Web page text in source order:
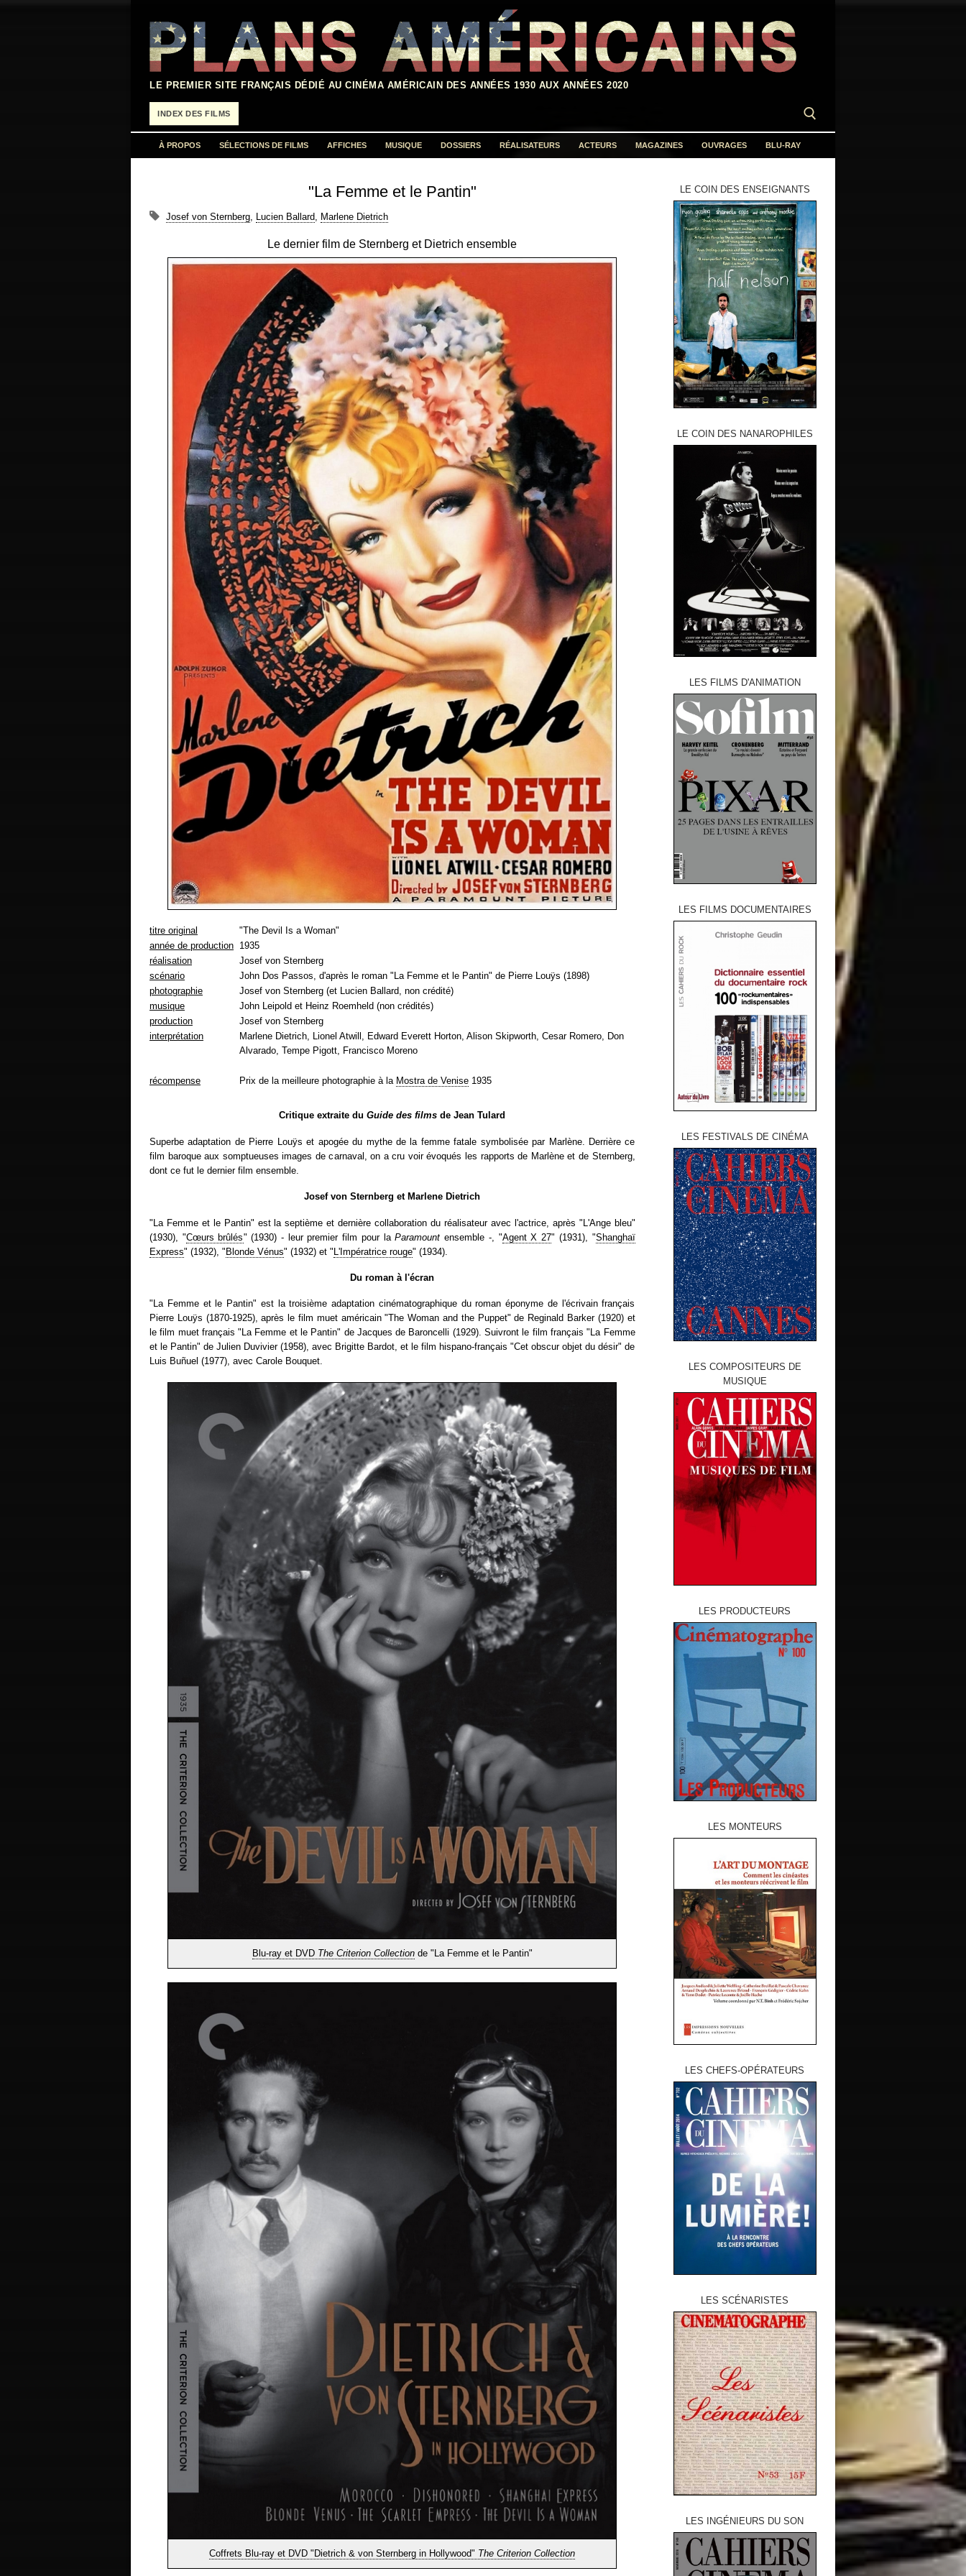
contenu
LE PREMIER SITE FRANÇAIS DÉDIÉ AU CINÉMA AMÉRICAIN DES ANNÉES 1930 AUX ANNÉES 2020
INDEX DES FILMS
À PROPOS SÉLECTIONS DE FILMS AFFICHES MUSIQUE DOSSIERS RÉALISATEURS ACTEURS MAGAZINES OUVRAGES BLU-RAY
"La Femme et le Pantin"
Josef von Sternberg, Lucien Ballard, Marlene Dietrich
Le dernier film de Sternberg et Dietrich ensemble
titre original
"The Devil Is a Woman"
année de production 1935
réalisation
Josef von Sternberg
scénario
John Dos Passos, d'après le roman "La Femme et le Pantin" de Pierre Louÿs (1898)
photographie
Josef von Sternberg (et Lucien Ballard, non crédité)
musique
John Leipold et Heinz Roemheld (non crédités)
production
Josef von Sternberg
interprétation
Marlene Dietrich, Lionel Atwill, Edward Everett Horton, Alison Skipworth, Cesar Romero, Don
Alvarado, Tempe Pigott, Francisco Moreno
récompense Prix de la meilleure photographie à la Mostra de Venise 1935
Critique extraite duGuide des films de Jean Tulard
Superbe adaptation de Pierre Louÿs et apogée du mythe de la femme fatale symbolisée par Marlène. Derrière ce
film baroque aux somptueuses images de carnaval, on a cru voir évoqués les rapports de Marlène et de Sternberg,
dont ce fut le dernier film ensemble.
Josef von Sternberg et Marlene Dietrich
"La Femme et le Pantin" est la septième et dernière collaboration du réalisateur avec l'actrice, après "L'Ange bleu"
(1930), "Cœurs brûlés" (1930) - leur premier film pour laParamount ensemble -, "Agent X 27" (1931), "Shanghaï
Express" (1932), "Blonde Vénus" (1932) et "L'Impératrice rouge" (1934).
Du roman à l'écran
"La Femme et le Pantin" est la troisième adaptation cinématographique du roman éponyme de l'écrivain français
Pierre Louÿs (1870-1925), après le film muet américain "The Woman and the Puppet" de Reginald Barker (1920) et
le film muet français "La Femme et le Pantin" de Jacques de Baroncelli (1929). Suivront le film français "La Femme
et le Pantin" de Julien Duvivier (1958), avec Brigitte Bardot, et le film hispano-français "Cet obscur objet du désir" de
Luis Buñuel (1977), avec Carole Bouquet.
Blu-ray et DVD The Criterion Collectionde "La Femme et le Pantin"
Coffrets Blu-ray et DVD "Dietrich & von Sternberg in Hollywood" The Criterion Collection
LE COIN DES ENSEIGNANTS
LE COIN DES NANAROPHILES
LES FILMS D'ANIMATION
LES FILMS DOCUMENTAIRES
LES FESTIVALS DE CINÉMA
LES COMPOSITEURS DE
MUSIQUE
LES PRODUCTEURS
LES MONTEURS
LES CHEFS-OPÉRATEURS
LES SCÉNARISTES
LES INGÉNIEURS DU SON